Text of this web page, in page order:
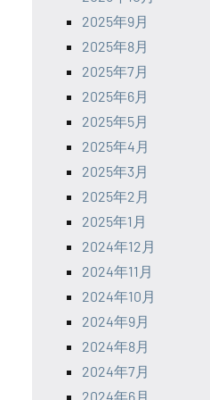
2025年9月
2025年8月
2025年7月
2025年6月
2025年5月
2025年4月
2025年3月
2025年2月
2025年1月
2024年12月
2024年11月
2024年10月
2024年9月
2024年8月
2024年7月
2024年6月